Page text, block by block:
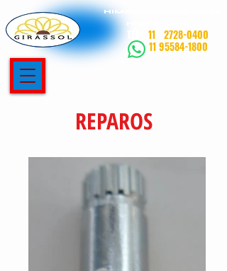
HIMAWARI COMERCIAL
11 2728-0400
11 95584-1800
REPAROS